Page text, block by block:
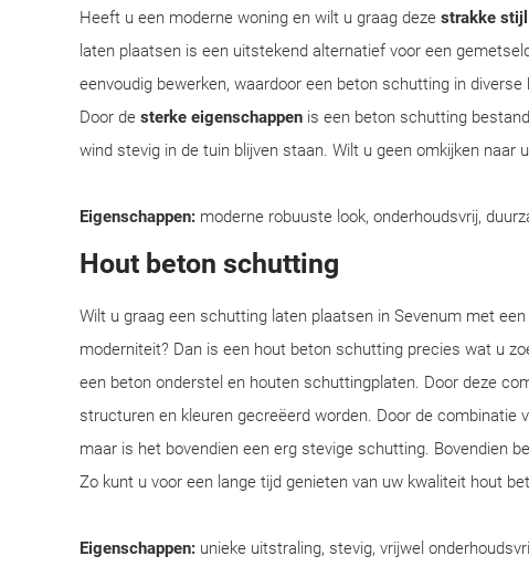
Heeft u een moderne woning en wilt u graag deze strakke stijl
laten plaatsen is een uitstekend alternatief voor een
eenvoudig bewerken, waardoor een beton schutting in
Door de sterke eigenschappen is een beton schutting
wind stevig in de tuin blijven staan. Wilt u geen omkijken
Eigenschappen: moderne robuuste look, onderhoudsvrij,
Hout beton schutting
Wilt u graag een schutting laten plaatsen in Sevenum met
moderniteit? Dan is een hout beton schutting precies wat u
een beton onderstel en houten schuttingplaten. Door deze
structuren en kleuren gecreëerd worden. Door de
maar is het bovendien een erg stevige schutting. Bovendien
Zo kunt u voor een lange tijd genieten van uw kwaliteit hout
Eigenschappen: unieke uitstraling, stevig, vrijwel